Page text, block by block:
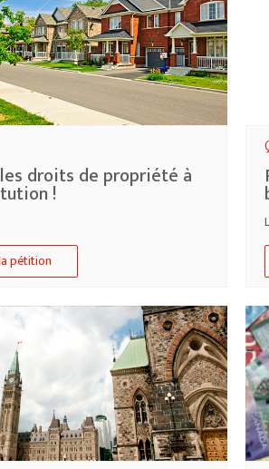
droits de propriété à
!
pétition